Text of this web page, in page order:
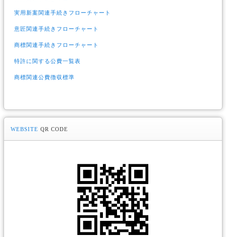
実用新案関連手続きフローチャート
意匠関連手続きフローチャート
商標関連手続きフローチャート
特許に関する公費一覧表
商標関連公費徴収標準
WEBSITE QR CODE